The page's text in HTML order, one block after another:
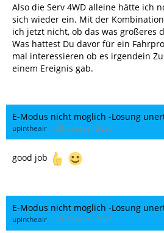
Also die Serv 4WD alleine hätte ich
sich wieder ein. Mit der
ich jetzt nicht, ob das was größeres
Was hattest Du davor für ein
mal interessieren ob es irgendein
einem Ereignis gab.
E-Modus nicht möglich -Lösung
upintheair 20. Februar 2026
good job
E-Modus nicht möglich -Lösung
upintheair 18. Februar 2026